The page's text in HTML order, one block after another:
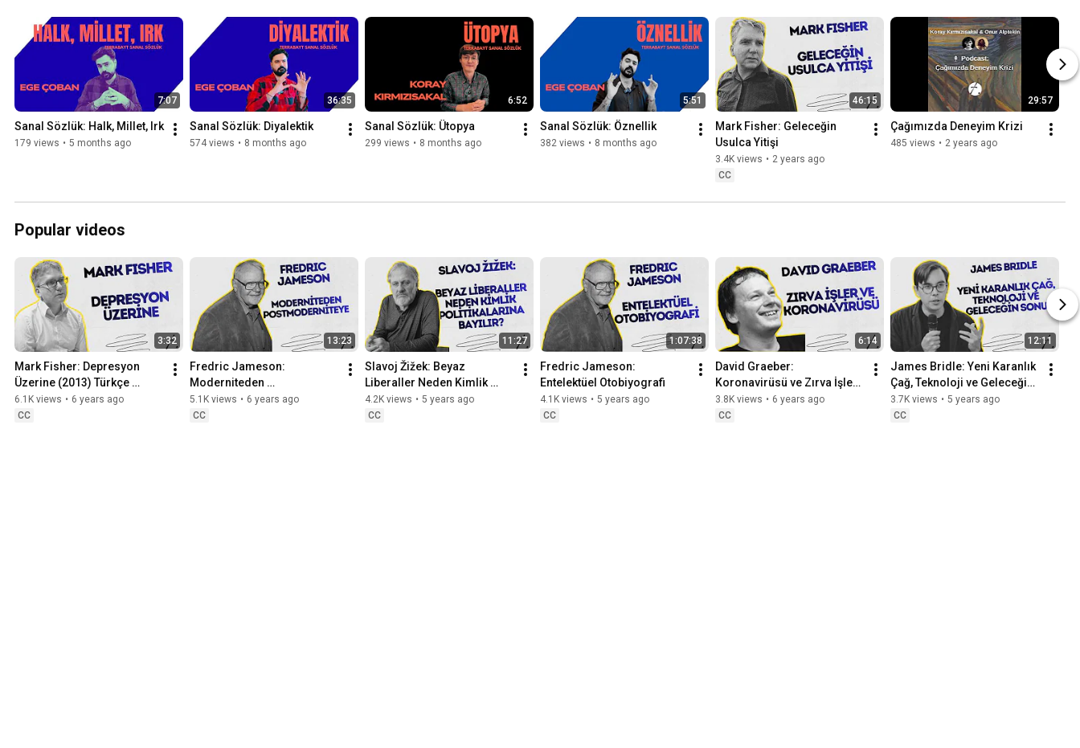
Düşünce tarihine ilgi duyan herkes için hem bilgilendirici hem de
düşündürücü bir içerik!
Videoyu beğenmeyi ve kanalımıza abone olmayı unutmayın.
Yorumlarda siz de öznellik kavramı hakkındaki görüşlerinizi
paylaşabilirsiniz!
#SanalSözlük #Öznellik #DüşünceTarihi #Terrabayt
7:07
Sanal Sözlük: Halk, Millet, Irk
179 views • 5 months ago
36:35
Sanal Sözlük: Diyalektik
574 views • 8 months ago
6:52
Sanal Sözlük: Ütopya
299 views • 8 months ago
5:51
Sanal Sözlük: Öznellik
382 views • 8 months ago
46:15
Mark Fisher: Geleceğin
Usulca Yitişi
3.4K views • 2 years ago
CC
29:57
Çağımızda Deneyim Krizi
485 views • 2 years ago
Popular videos
3:32
Mark Fisher: Depresyon
Üzerine (2013) Türkçe
Altyazılı
6.1K views • 6 years ago
CC
13:23
Fredric Jameson:
Moderniteden
Postmoderniteye (2011)
Türkçe Altyazılı
5.1K views • 6 years ago
CC
11:27
Slavoj Žižek: Beyaz
Liberaller Neden Kimlik
Politikalarına Bayılır?
(Türkçe Altyazılı)
4.2K views • 5 years ago
CC
1:07:38
Fredric Jameson:
Entelektüel Otobiyografi
4.1K views • 5 years ago
CC
6:14
David Graeber:
Koronavirüsü ve Zırva İşler
(2020) Türkçe Altyazılı
3.8K views • 6 years ago
CC
12:11
James Bridle: Yeni Karanlık
Çağ, Teknoloji ve Geleceğin
Sonu (Türkçe Altyazılı)
3.7K views • 5 years ago
CC